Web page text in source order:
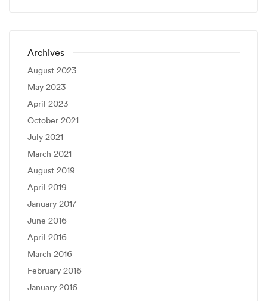
Archives
August 2023
May 2023
April 2023
October 2021
July 2021
March 2021
August 2019
April 2019
January 2017
June 2016
April 2016
March 2016
February 2016
January 2016